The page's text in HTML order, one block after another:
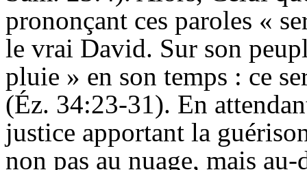
prononçant ces paroles «
le vrai David. Sur son
pluie » en son temps : ce
(Éz. 34:23-31). En
justice apportant la
non pas au nuage, mais